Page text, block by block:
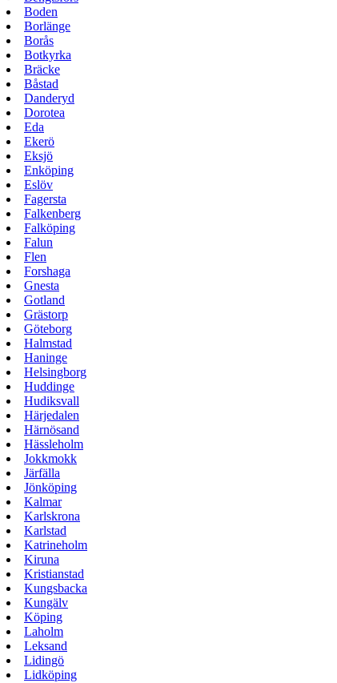
Boden
Borlänge
Borås
Botkyrka
Bräcke
Båstad
Danderyd
Dorotea
Eda
Ekerö
Eksjö
Enköping
Eslöv
Fagersta
Falkenberg
Falköping
Falun
Flen
Forshaga
Gnesta
Gotland
Grästorp
Göteborg
Halmstad
Haninge
Helsingborg
Huddinge
Hudiksvall
Härjedalen
Härnösand
Hässleholm
Jokkmokk
Järfälla
Jönköping
Kalmar
Karlskrona
Karlstad
Katrineholm
Kiruna
Kristianstad
Kungsbacka
Kungälv
Köping
Laholm
Leksand
Lidingö
Lidköping